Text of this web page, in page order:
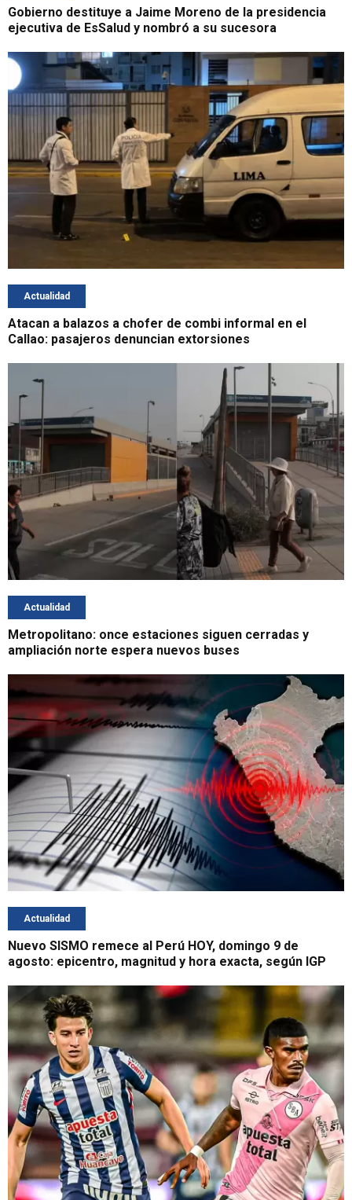
Gobierno destituye a Jaime Moreno de la presidencia
ejecutiva de EsSalud y nombró a su sucesora
Actualidad
Atacan a balazos a chofer de combi informal en el
Callao: pasajeros denuncian extorsiones
Actualidad
Metropolitano: once estaciones siguen cerradas y
ampliación norte espera nuevos buses
Actualidad
Nuevo SISMO remece al Perú HOY, domingo 9 de
agosto: epicentro, magnitud y hora exacta, según IGP